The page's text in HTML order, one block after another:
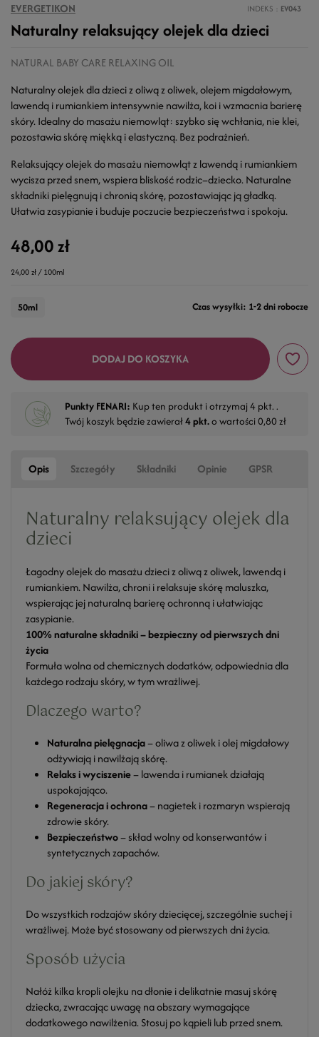
EVERGETIKON INDEKS EV043
Naturalny relaksujący olejek dla dzieci
NATURAL BABY CARE RELAXING OIL
Naturalny olejek dla dzieci z oliwą z oliwek, olejem migdałowym,
lawendą i rumiankiem intensywnie nawilża, koi i wzmacnia barierę
skóry. Idealny do masażu niemowląt: szybko się wchłania, nie klei,
pozostawia skórę miękką i elastyczną. Bez podrażnień.
Relaksujący olejek do masażu niemowląt z lawendą i rumiankiem
wycisza przed snem, wspiera bliskość rodzic–dziecko. Naturalne
składniki pielęgnują i chronią skórę, pozostawiając ją gładką.
Ułatwia zasypianie i buduje poczucie bezpieczeństwa i spokoju.
48,00 zł
24,00 zł / 100ml
Czas wysyłki: 1-2 dni robocze
50ml
DODAJ DO KOSZYKA
Punkty FENARI: Kup ten produkt i otrzymaj 4 pkt. .
Twój koszyk będzie zawierał4pkt.o wartości 0,80 zł
Opis Szczegóły Składniki Opinie GPSR
Naturalny relaksujący olejek dla
dzieci
Łagodny olejek do masażu dzieci z oliwą z oliwek, lawendą i
rumiankiem. Nawilża, chroni i relaksuje skórę maluszka,
wspierając jej naturalną barierę ochronną i ułatwiając
zasypianie.
100% naturalne składniki – bezpieczny od pierwszych dni
życia
Formuła wolna od chemicznych dodatków, odpowiednia dla
każdego rodzaju skóry, w tym wrażliwej.
Dlaczego warto?
Naturalna pielęgnacja– oliwa z oliwek i olej migdałowy
odżywiają i nawilżają skórę.
Relaks i wyciszenie– lawenda i rumianek działają
uspokajająco.
Regeneracja i ochrona– nagietek i rozmaryn wspierają
zdrowie skóry.
Bezpieczeństwo– skład wolny od konserwantów i
syntetycznych zapachów.
Do jakiej skóry?
Do wszystkich rodzajów skóry dziecięcej, szczególnie suchej i
wrażliwej. Może być stosowany od pierwszych dni życia.
Sposób użycia
Nałóż kilka kropli olejku na dłonie i delikatnie masuj skórę
dziecka, zwracając uwagę na obszary wymagające
dodatkowego nawilżenia. Stosuj po kąpieli lub przed snem.